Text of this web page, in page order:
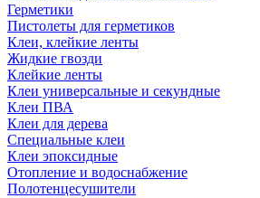
Герметики
Пистолеты для герметиков
Клеи, клейкие ленты
Жидкие гвозди
Клейкие ленты
Клеи универсальные и секундные
Клеи ПВА
Клеи для дерева
Специальные клеи
Клеи эпоксидные
Отопление и водоснабжение
Полотенцесушители